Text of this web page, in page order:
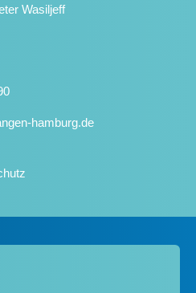
Wasiljeff
hamburg.de